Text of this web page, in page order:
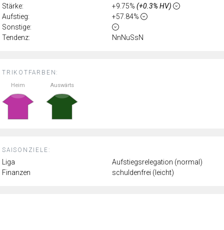
TRIKOTFARBEN:
Heim Auswärts
SAISONZIELE:
Liga
Aufstiegsrelegation (normal)
Finanzen
schuldenfrei (leicht)
Stärke:
+9.75% (+0.3% HV)
Aufstieg:
+57.84%
Sonstige:
Tendenz:
NnNuSsN